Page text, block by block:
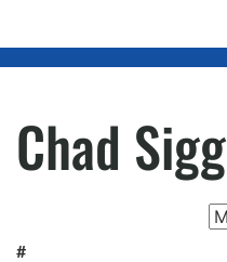
Chad Sigg
#